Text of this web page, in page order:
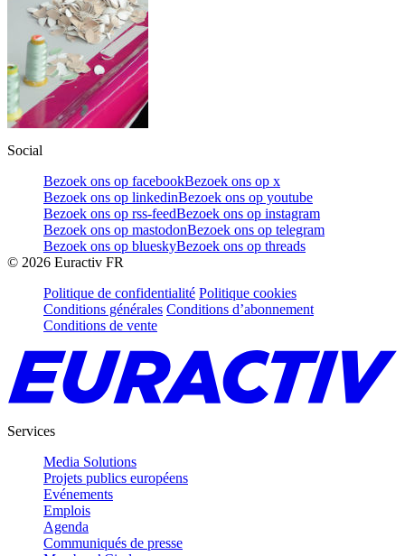
Social
Bezoek ons op facebookBezoek ons op x
Bezoek ons op linkedinBezoek ons op youtube
Bezoek ons op rss-feedBezoek ons op instagram
Bezoek ons op mastodonBezoek ons op telegram
Bezoek ons op blueskyBezoek ons op threads
© 2026 Euractiv FR
Politique de confidentialité Politique cookies
Conditions générales Conditions d’abonnement
Conditions de vente
Services
Media Solutions
Projets publics européens
Evénements
Emplois
Agenda
Communiqués de presse